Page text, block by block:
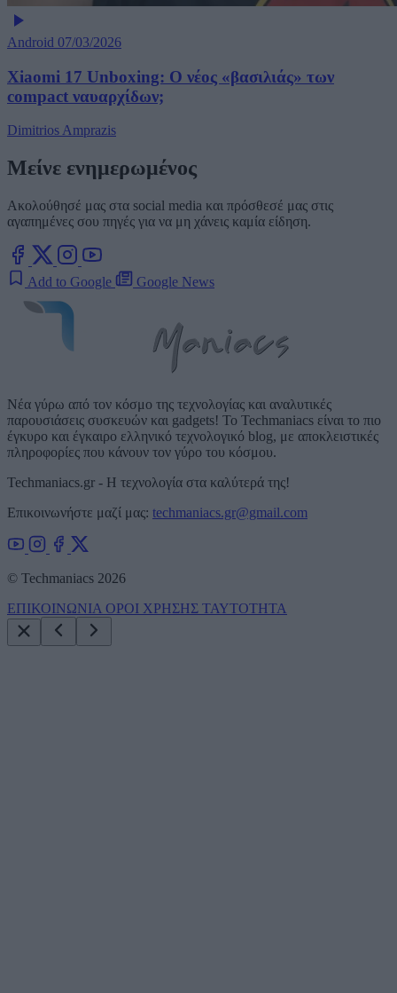
Android 07/03/2026
Xiaomi 17 Unboxing: Ο νέος «βασιλιάς» των
compact ναυαρχίδων;
Dimitrios Amprazis
Μείνε ενημερωμένος
Ακολούθησέ μας στα social media και πρόσθεσέ μας στις
αγαπημένες σου πηγές για να μη χάνεις καμία είδηση.
Add to Google Google News
Νέα γύρω από τον κόσμο της τεχνολογίας και αναλυτικές
παρουσιάσεις συσκευών και gadgets! Το Techmaniacs είναι το πιο
έγκυρο και έγκαιρο ελληνικό τεχνολογικό blog, με αποκλειστικές
πληροφορίες που κάνουν τον γύρο του κόσμου.
Techmaniacs.gr - Η τεχνολογία στα καλύτερά της!
Επικοινωνήστε μαζί μας: techmaniacs.gr@gmail.com
© Techmaniacs 2026
ΕΠΙΚΟΙΝΩΝΙΑ ΟΡΟΙ ΧΡΗΣΗΣ ΤΑΥΤΟΤΗΤΑ